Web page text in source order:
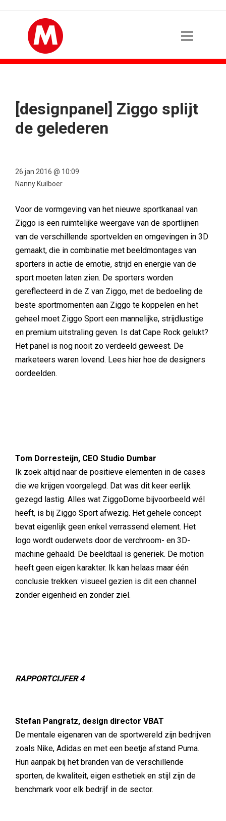
[designpanel] Ziggo splijt
de gelederen
26 jan 2016 @ 10:09
Nanny Kuilboer
Voor de vormgeving van het nieuwe sportkanaal van
Ziggo is een ruimtelijke weergave van de sportlijnen
van de verschillende sportvelden en omgevingen in 3D
gemaakt, die in combinatie met beeldmontages van
sporters in actie de emotie, strijd en energie van de
sport moeten laten zien. De sporters worden
gereflecteerd in de Z van Ziggo, met de bedoeling de
beste sportmomenten aan Ziggo te koppelen en het
geheel moet Ziggo Sport een mannelijke, strijdlustige
en premium uitstraling geven. Is dat Cape Rock gelukt?
Het panel is nog nooit zo verdeeld geweest. De
marketeers waren lovend. Lees hier hoe de designers
oordeelden.
Tom Dorresteijn, CEO Studio Dumbar
Ik zoek altijd naar de positieve elementen in de cases
die we krijgen voorgelegd. Dat was dit keer eerlijk
gezegd lastig. Alles wat ZiggoDome bijvoorbeeld wél
heeft, is bij Ziggo Sport afwezig. Het gehele concept
bevat eigenlijk geen enkel verrassend element. Het
logo wordt ouderwets door de verchroom- en 3D-
machine gehaald. De beeldtaal is generiek. De motion
heeft geen eigen karakter. Ik kan helaas maar één
conclusie trekken: visueel gezien is dit een channel
zonder eigenheid en zonder ziel.
RAPPORTCIJFER 4
Stefan Pangratz, design director VBAT
De mentale eigenaren van de sportwereld zijn bedrijven
zoals Nike, Adidas en met een beetje afstand Puma.
Hun aanpak bij het branden van de verschillende
sporten, de kwaliteit, eigen esthetiek en stijl zijn de
benchmark voor elk bedrijf in de sector.